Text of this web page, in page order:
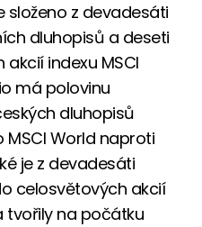
složeno z devadesáti
dluhopisů a deseti
indexu MSCI
má polovinu
dluhopisů
World naproti
je z devadesáti
celosvětových akcií
tvořily na počátku